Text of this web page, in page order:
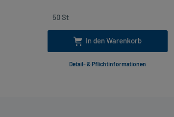
In den Warenkorb
Detail- & Pflichtinformationen